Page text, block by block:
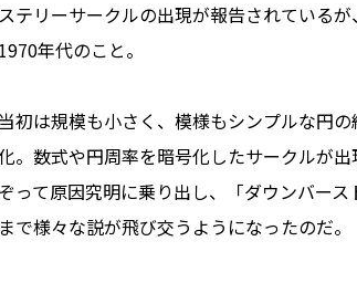
テリーサークルの出現が報告されている
年代のこと。
初は規模も小さく、模様もシンプルな円
。数式や円周率を暗号化したサークルが
って原因究明に乗り出し、「ダウンバー
で様々な説が飛び交うようになったのだ。